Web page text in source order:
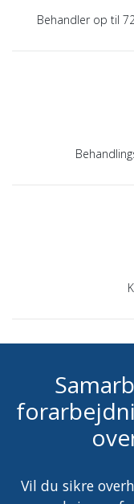
Behandler op til
Vil du sikre